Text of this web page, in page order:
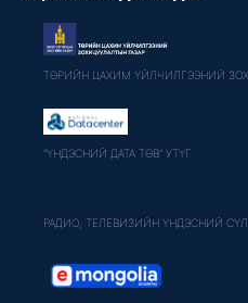
ТӨРИЙН ЦАХИМ ҮЙЛЧИЛГЭЭНИЙ
"ҮНДЭСНИЙ ДАТА ТӨВ" УТҮГ
РАДИО, ТЕЛЕВИЗИЙН ҮНДЭСНИЙ